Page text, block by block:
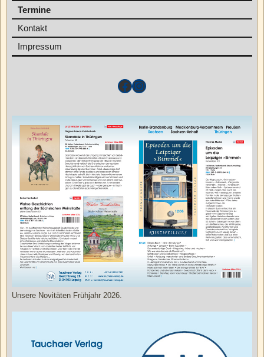
Termine
Kontakt
Impressum
Unsere Novitäten Frühjahr 2026.